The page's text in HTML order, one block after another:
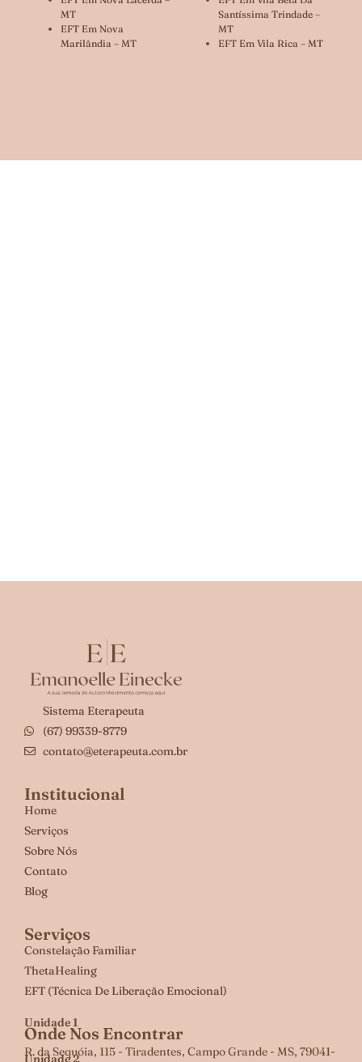
MT
EFT Em Nova
Marilândia – MT
Santíssima Trindade –
MT
EFT Em Vila Rica – MT
Sistema Eterapeuta
(67) 99339-8779
contato@eterapeuta.com.br
Institucional
Home
Serviços
Sobre Nós
Contato
Blog
Serviços
Constelação Familiar
ThetaHealing
EFT (Técnica De Liberação Emocional)
Onde Nos Encontrar
Unidade 1
R. da Sequóia, 115 - Tiradentes, Campo Grande - MS, 79041-
Unidade 2